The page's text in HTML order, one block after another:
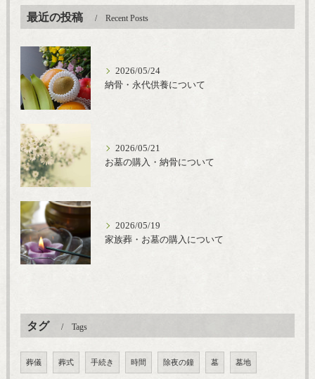
最近の投稿 Recent Posts
2026/05/24
納骨・永代供養について
2026/05/21
お墓の購入・納骨について
2026/05/19
家族葬・お墓の購入について
タグ Tags
葬儀 葬式 手続き 時間 除夜の鐘 墓 墓地